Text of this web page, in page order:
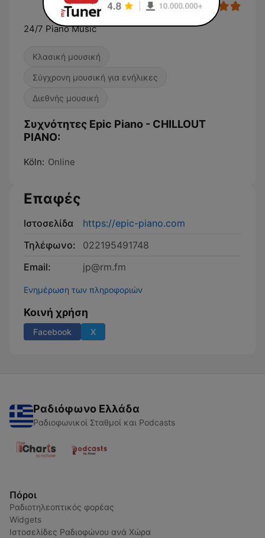
24/7 Piano Music
Κλασική μουσική
Σύγχρονη μουσική για ενήλικες
Διεθνής μουσική
Συχνότητες Epic Piano - CHILLOUT
PIANO:
Köln: Online
Επαφές
Ιστοσελίδα
https://epic-piano.com
Τηλέφωνο:
022195491748
Email:
jp@rm.fm
Ενημέρωση των πληροφοριών
Κοινή χρήση
Facebook X
Ραδιόφωνο Ελλάδα
Ραδιοφωνικοί Σταθμοί και Podcasts
Πόροι
Ραδιοτηλεοπτικός φορέας
Widgets
Ιστοσελίδες Ραδιοφώνου ανά Χώρα